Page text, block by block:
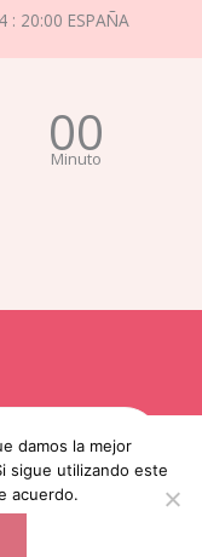
: 20:00 ESPAÑA
00
Minuto
TU PLAZA!
damos la mejor
sigue utilizando este
acuerdo.